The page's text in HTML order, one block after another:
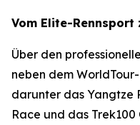
Vom Elite-
Über den
neben dem
darunter das Yangtze
Race und das